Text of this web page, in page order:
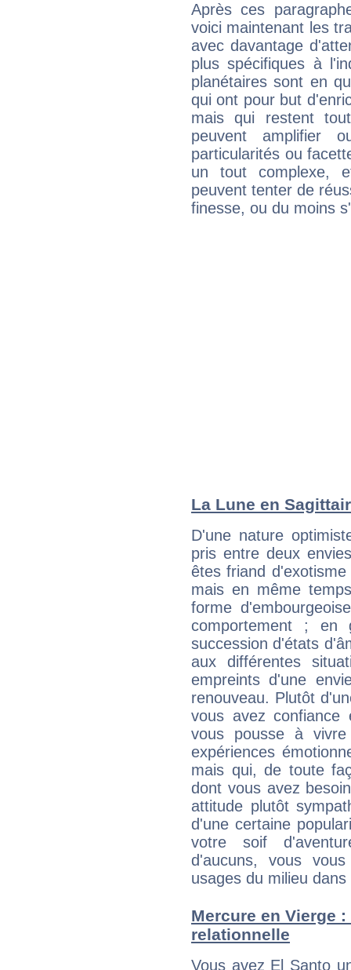
Après ces
voici maintenant les
avec davantage
plus spécifiques à
planétaires sont en
qui ont pour but
mais qui restent
peuvent amplifier
particularités ou
un tout complexe,
peuvent tenter de
finesse, ou du moins
La Lune en
D'une nature
pris entre deux
êtes friand
mais en même
forme
comportement ; en
succession d'états
aux différentes
empreints d'une
renouveau. Plutôt
vous avez
vous pousse à
expériences
mais qui, de toute
dont vous avez
attitude plutôt
d'une certaine
votre soif
d'aucuns, vous
usages du milieu
Mercure en Vierge
relationnelle
Vous avez El Santo